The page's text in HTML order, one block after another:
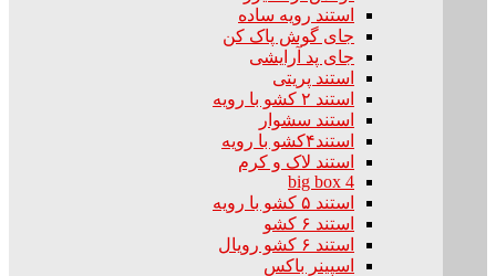
استند رویه ساده
جای گوش پاک کن
جای پد آرایشی
استند پریتی
استند ۲ کشو با رویه
استند سشوار
استند۴کشو با رویه
استند لاک و کرم
big box 4
استند ۵ کشو با رویه
استند ۶ کشو
استند ۶ کشو رویال
اسپینر باکس